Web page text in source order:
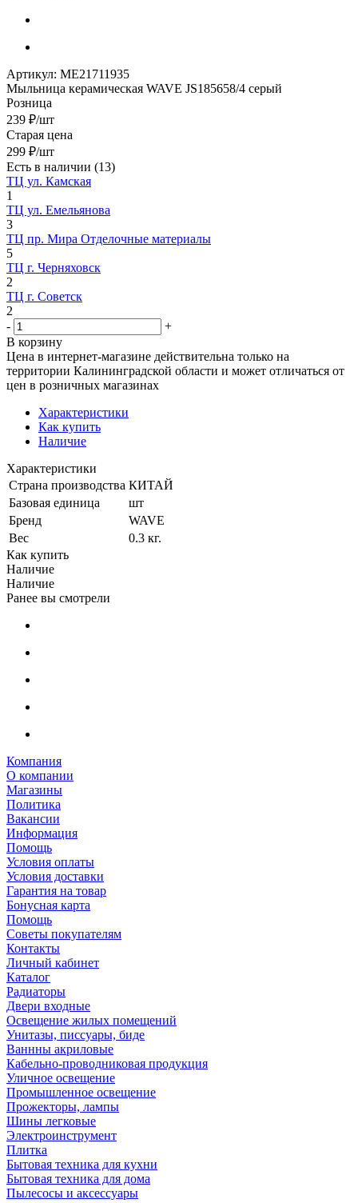
Артикул: МЕ21711935
Мыльница керамическая WAVE JS185658/4 серый
Розница
239 ₽/шт
Старая цена
299 ₽/шт
Есть в наличии (13)
ТЦ ул. Камская
1
ТЦ ул. Емельянова
3
ТЦ пр. Мира Отделочные материалы
5
ТЦ г. Черняховск
2
ТЦ г. Советск
2
-
+
В корзину
Цена в интернет-магазине действительна только на
территории Калининградской области и может отличаться от
цен в розничных магазинах
Характеристики
Как купить
Наличие
Характеристики
Страна производства КИТАЙ
Базовая единица
шт
Бренд
WAVE
Вес
0.3 кг.
Как купить
Наличие
Наличие
Ранее вы смотрели
Компания
О компании
Магазины
Политика
Вакансии
Информация
Помощь
Условия оплаты
Условия доставки
Гарантия на товар
Бонусная карта
Помощь
Советы покупателям
Контакты
Личный кабинет
Каталог
Радиаторы
Двери входные
Освещение жилых помещений
Унитазы, писсуары, биде
Ваннны акриловые
Кабельно-проводниковая продукция
Уличное освещение
Промышленное освещение
Прожекторы, лампы
Шины легковые
Электроинструмент
Плитка
Бытовая техника для кухни
Бытовая техника для дома
Пылесосы и аксессуары